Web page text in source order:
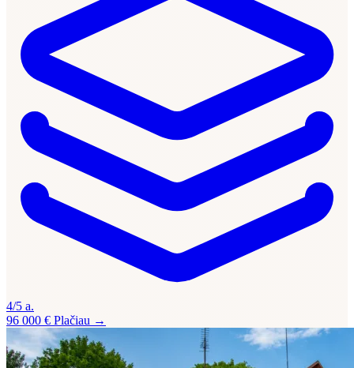
4/5 a.
96 000 € Plačiau →